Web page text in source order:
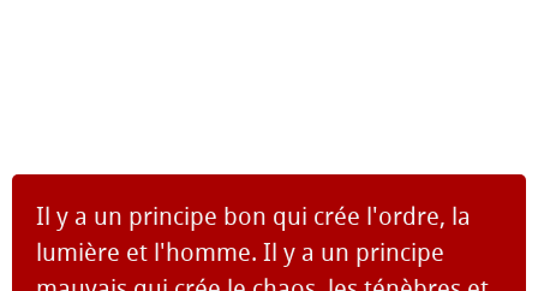
Il y a un principe bon qui crée l'ordre, la
lumière et l'homme. Il y a un principe